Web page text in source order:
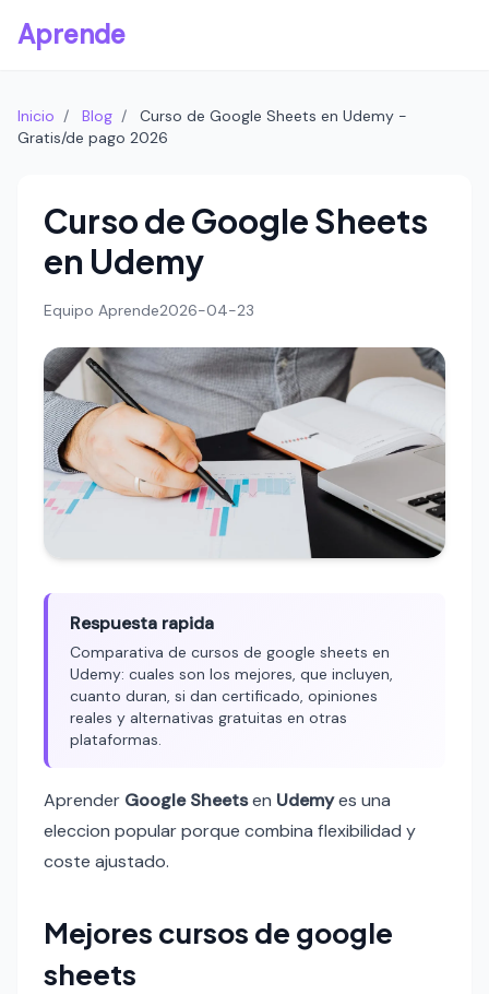
Aprende
Inicio / Blog /
Curso de Google Sheets en Udemy -
Gratis/de pago 2026
Curso de Google Sheets
en Udemy
Equipo Aprende2026-04-23
Respuesta rapida
Comparativa de cursos de google sheets en
Udemy: cuales son los mejores, que incluyen,
cuanto duran, si dan certificado, opiniones
reales y alternativas gratuitas en otras
plataformas.
Aprender Google Sheetsen Udemyes una
eleccion popular porque combina flexibilidad y
coste ajustado.
Mejores cursos de google
sheets